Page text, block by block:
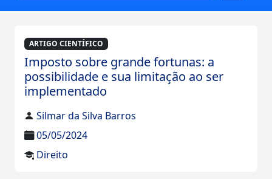
ARTIGO CIENTÍFICO
Imposto sobre grande fortunas: a
possibilidade e sua limitação ao ser
implementado
Silmar da Silva Barros
05/05/2024
Direito